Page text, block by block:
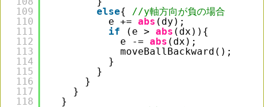
109
110
111
112
113
114
115
116
117
118
else{
//y軸方向が負の場合
e += abs (dy);
if
(e > abs (dx)){
e -= abs (dx);
moveBallBackward();
}
}
}
}
}